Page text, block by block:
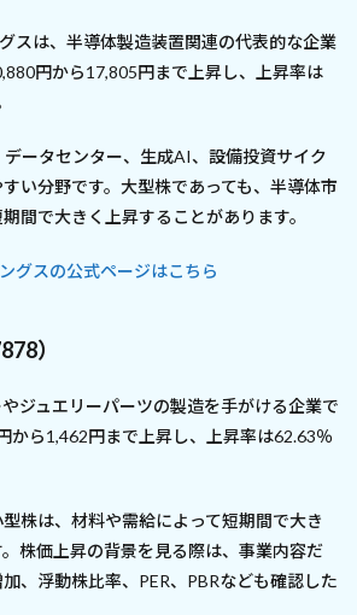
スは、半導体製造装置関連の代表的な企業
円から17,805円まで上昇し、上昇率は
ータセンター、生成AI、設備投資サイク
い分野です。大型株であっても、半導体市
間で大きく上昇することがあります。
グスの公式ページはこちら
）
ジュエリーパーツの製造を手がける企業で
から1,462円まで上昇し、上昇率は62.63％
株は、材料や需給によって短期間で大き
株価上昇の背景を見る際は、事業内容だ
、浮動株比率、PER、PBRなども確認した